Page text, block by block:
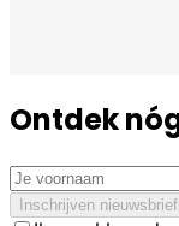
Ontdek
Inschrijven nieuwsbrief